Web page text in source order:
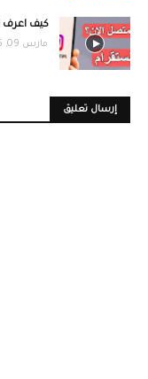
كيف
مارس 09, 2025
إرسال تعليق